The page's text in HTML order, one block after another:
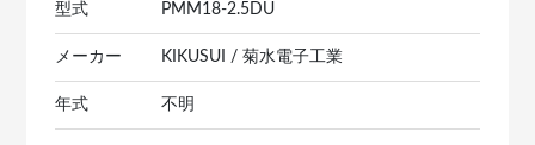
型式 PMM18-2.5DU
メーカー KIKUSUI / 菊水電子工業
年式 不明